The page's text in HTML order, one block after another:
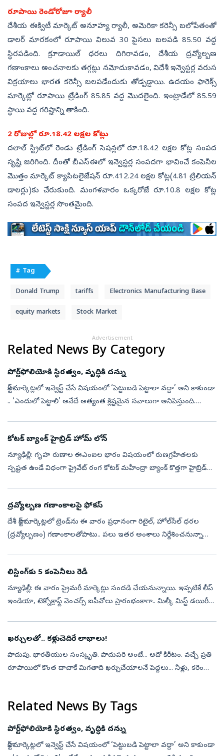
రూపాయి రెండోరోజూ ర్యాలీ
దేశీయ ఈక్విటీ మార్కెట్‌ అనూహ్య ర్యాలీ, అమెరికా కరెన్సీ బలోపేతంతో
డాలర్‌ మారకంలో రూపాయి విలువ 30 పైసలు బలపడి 85.50 వద్ద
స్థిరపడింది. క్రూడాయిల్‌ ధరలు దిగిరావడం, దేశీయ ద్రవ్యోల్బణ
గణాంకాలు అంచనాలకు తగ్గట్లు నమోదుకావడం, విదేశీ ఇన్వెస్టర్ల వరుస
విక్రయాలు భారత కరెన్సీ బలపడేందుకు తోడ్పడ్డాయి. ఉదయం ఫారెక్స్‌
మార్కెట్లో రూపాయి ట్రేడింగ్‌ 85.85 వద్ద మొదలైంది. ఇంట్రాడేలో 85.59
స్థాయి వద్ద గరిష్టాన్ని తాకింది.
2 రోజుల్లో రూ.18.42 లక్షల కోట్లు
దలాల్‌ స్ట్రీట్‌లో రెండు ట్రేడింగ్‌ సెషన్లలో రూ.18.42 లక్షల కోట్ల సంపద
సృష్టి జరిగింది. దీంతో బీఎస్‌ఈలో ఇన్వెస్టర్ల సంపదగా భావించే కంపెనీల
మొత్తం మార్కెట్‌ క్యాపిటలైజేషన్‌ రూ.412.24 లక్షల కోట్ల(4.81 ట్రిలియన్‌
డాలర్లు)కు చేరుకుంది. మంగళవారం ఒక్కరోజే రూ.10.8 లక్షల కోట్ల
సంపద ఇన్వెస్టర్ల సొంతమైంది.
# Tag
Donald Trump tariffs Electronics Manufacturing Base
equity markets Stock Market
Advertisement
Related News By Category
పోర్ట్‌ఫోలియోకి స్థిరత్వం, వృద్ధికి దన్ను
స్టాక్‌ మార్కెట్లలో ఇన్వెస్ట్‌ చేసే విషయంలో ‘పెట్టుబడి పెట్టాలా వద్దా’ అని కాకుండా
.. ‘ఎందులో పెట్టాలి’ అనేదే అత్యంత క్లిష్టమైన సవాలుగా అనిపిస్తుంది.
కోటక్‌ బ్యాంక్‌ హైబ్రిడ్‌ హోమ్‌ లోన్‌
న్యూఢిల్లీ: గృహ రుణాల ఈఎంఐల భారం విషయంలో రుణగ్రహీతలకు
స్పష్టత ఉండే విధంగా ప్రైవేట్‌ రంగ కోటక్‌ మహీంద్రా బ్యాంక్‌ కొత్తగా హైబ్రిడ్‌
ద్రవ్యోల్బణ గణాంకాలపై ఫోకస్‌
దేశీ స్టాక్‌ మార్కెట్లలో ట్రెండ్‌ను ఈ వారం ప్రధానంగా రిటైల్, హోల్‌సేల్‌ ధరల
(ద్రవ్యోల్బణం) గణాంకాలతోపాటు.. పలు ఇతర అంశాలు నిర్దేశించనున్నాయి.
లిస్టింగ్‌కు 5 కంపెనీలు రెడీ
న్యూఢిల్లీ: ఈ వారం ప్రైమరీ మార్కెట్లు సందడి చేయనున్నాయి. ఇప్పటికే లీప్‌
ఇండియా, టెక్నోక్రాఫ్ట్‌ వెంచర్స్‌ ఐపీవోలు ప్రారంభంకాగా.. మిల్కీ మిస్ట్‌ డయిరీ
ఖర్చులతో.. కళ్లుచెదిరే లాభాలు!
పొదుపు. భారతీయుల సంస్కృతి. పొదుపరి అంటే... అదో కిరీటం. వచ్చే ప్రతి
రూపాయిలో కొంత దాచాకే మిగతాది ఖర్చుచేయాలనే పెద్దలు... నీళ్లు, కరెంటు
Related News By Tags
పోర్ట్‌ఫోలియోకి స్థిరత్వం, వృద్ధికి దన్ను
స్టాక్‌ మార్కెట్లలో ఇన్వెస్ట్‌ చేసే విషయంలో ‘పెట్టుబడి పెట్టాలా వద్దా’ అని కాకుండా